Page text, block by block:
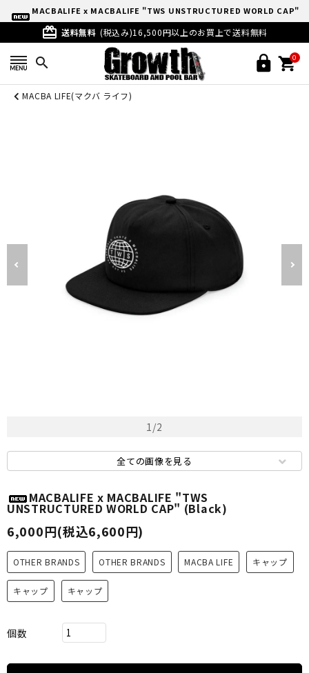
MACBALIFE x MACBALIFE "TWS UNSTRUCTURED WORLD CAP"
(Black)
card_giftcard 送料無料 (税込み)16,500円以上のお買上で送料無料
search 0
MACBA LIFE(マクバ ライフ)
1/2
全ての画像を見る
MACBALIFE x MACBALIFE "TWS
UNSTRUCTURED WORLD CAP" (Black)
6,000円(税込6,600円)
OTHER BRANDS OTHER BRANDS MACBA LIFE キャップ
キャップ キャップ
個数